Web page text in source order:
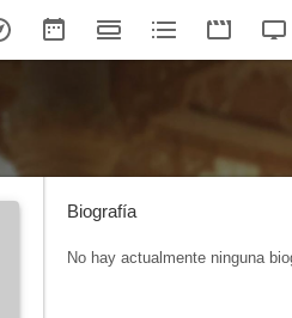
Biografía
No hay actualmente ninguna